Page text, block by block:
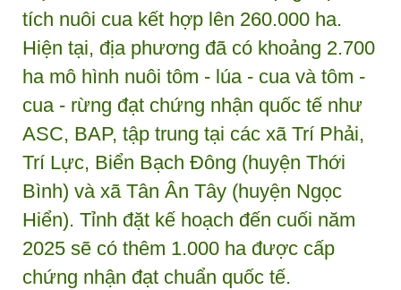
tích nuôi cua kết hợp lên 260.000 ha.
Hiện tại, địa phương đã có khoảng 2.700
ha mô hình nuôi tôm - lúa - cua và tôm -
cua - rừng đạt chứng nhận quốc tế như
ASC, BAP, tập trung tại các xã Trí Phải,
Trí Lực, Biển Bạch Đông (huyện Thới
Bình) và xã Tân Ân Tây (huyện Ngọc
Hiển). Tỉnh đặt kế hoạch đến cuối năm
2025 sẽ có thêm 1.000 ha được cấp
chứng nhận đạt chuẩn quốc tế.